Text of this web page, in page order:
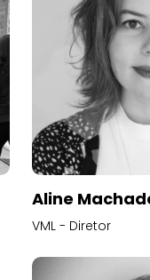
Aline
VML - Diretor